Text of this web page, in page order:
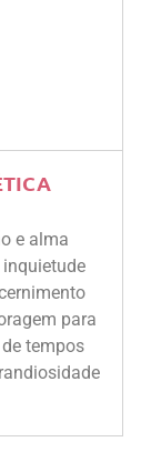
e alma
para
tempos